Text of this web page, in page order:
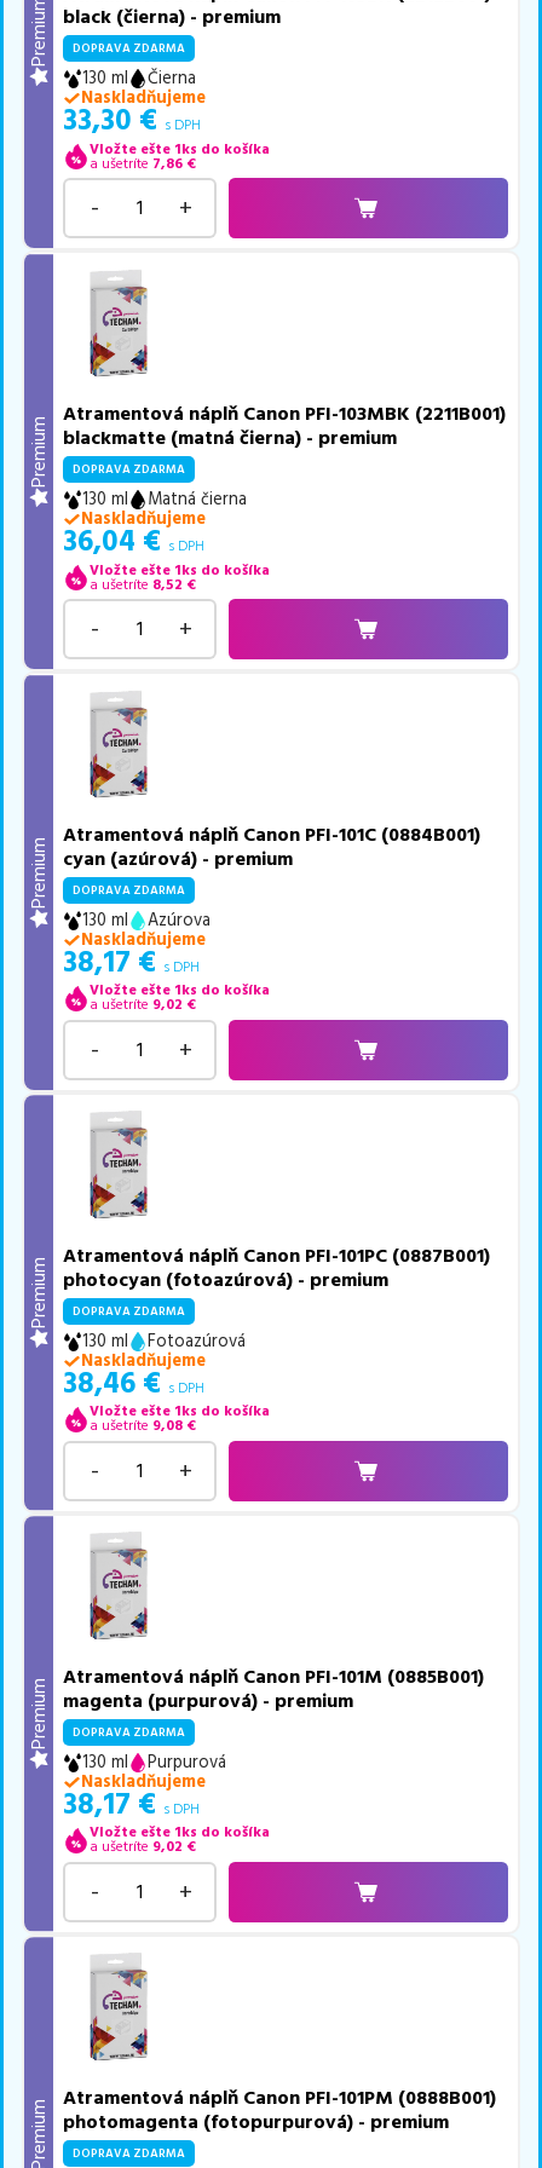
Premium
black (čierna) - premium
DOPRAVA ZDARMA
130 ml
Čierna
Naskladňujeme
33,30 € s DPH
Vložte ešte 1ks do košíka
a ušetríte 7,86 €
- +
Premium
Atramentová náplň Canon PFI-103MBK (2211B001)
blackmatte (matná čierna) - premium
DOPRAVA ZDARMA
130 ml
Matná čierna
Naskladňujeme
36,04 € s DPH
Vložte ešte 1ks do košíka
a ušetríte 8,52 €
- +
Premium
Atramentová náplň Canon PFI-101C (0884B001)
cyan (azúrová) - premium
DOPRAVA ZDARMA
130 ml
Azúrova
Naskladňujeme
38,17 € s DPH
Vložte ešte 1ks do košíka
a ušetríte 9,02 €
- +
Premium
Atramentová náplň Canon PFI-101PC (0887B001)
photocyan (fotoazúrová) - premium
DOPRAVA ZDARMA
130 ml
Fotoazúrová
Naskladňujeme
38,46 € s DPH
Vložte ešte 1ks do košíka
a ušetríte 9,08 €
- +
Premium
Atramentová náplň Canon PFI-101M (0885B001)
magenta (purpurová) - premium
DOPRAVA ZDARMA
130 ml
Purpurová
Naskladňujeme
38,17 € s DPH
Vložte ešte 1ks do košíka
a ušetríte 9,02 €
- +
Premium
Atramentová náplň Canon PFI-101PM (0888B001)
photomagenta (fotopurpurová) - premium
DOPRAVA ZDARMA